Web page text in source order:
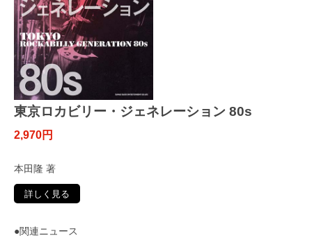
東京ロカビリー・ジェネレーション 80s
2,970円
本田隆 著
詳しく見る
●関連ニュース